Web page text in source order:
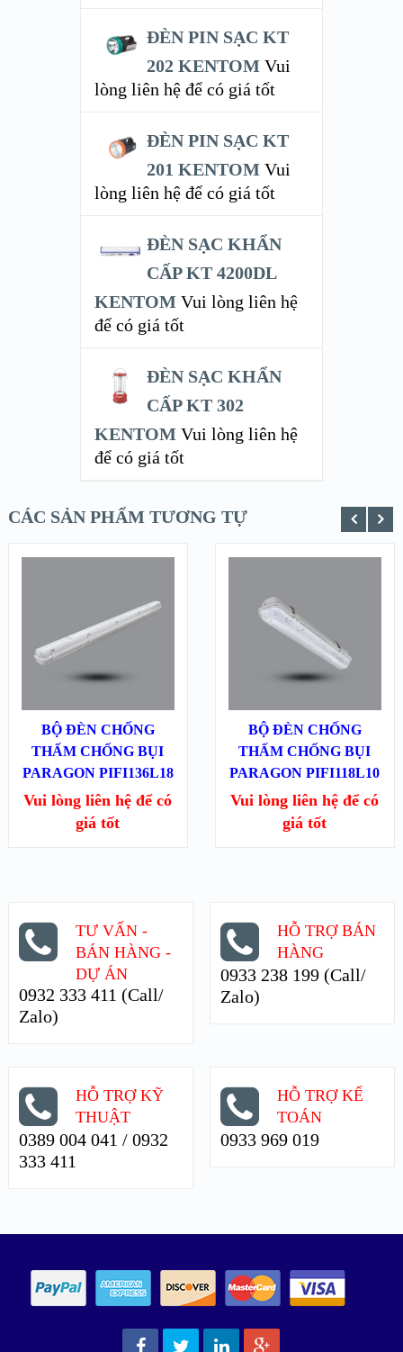
ĐÈN PIN SẠC KT
202 KENTOM Vui
lòng liên hệ để có giá tốt
ĐÈN PIN SẠC KT
201 KENTOM Vui
lòng liên hệ để có giá tốt
ĐÈN SẠC KHẨN
CẤP KT 4200DL
KENTOM Vui lòng liên hệ
để có giá tốt
ĐÈN SẠC KHẨN
CẤP KT 302
KENTOM Vui lòng liên hệ
để có giá tốt
CÁC SẢN PHẨM TƯƠNG TỰ
XEM NHANH
XEM CHI TIẾT
BỘ ĐÈN CHỐNG
THẤM CHỐNG BỤI
PARAGON PIFI136L18
Vui lòng liên hệ để có
giá tốt
XEM NHANH
XEM CHI TIẾT
BỘ ĐÈN CHỐNG
THẤM CHỐNG BỤI
PARAGON PIFI118L10
Vui lòng liên hệ để có
giá tốt
TƯ VẤN -
BÁN HÀNG -
DỰ ÁN
0932 333 411 (Call/
Zalo)
HỖ TRỢ BÁN
HÀNG
0933 238 199 (Call/
Zalo)
HỖ TRỢ KỸ
THUẬT
0389 004 041 / 0932
333 411
HỖ TRỢ KẾ
TOÁN
0933 969 019